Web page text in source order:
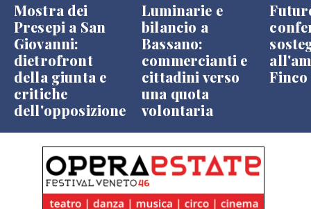
Mostra dei
Presepi a San
Giovanni:
dietrofront
della giunta e
critiche
dell'opposizione
Luminarie e
bilancio a
Bassano:
commercianti e
cittadini verso
una quota
volontaria
Finco